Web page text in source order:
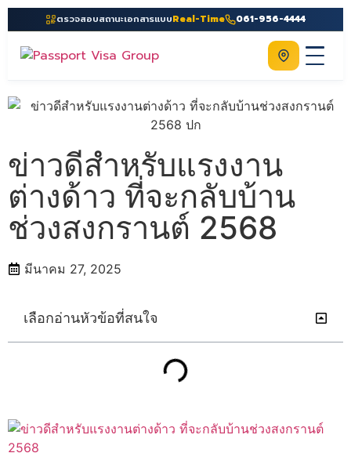
ตรวจสอบสถานะเอกสารแบบReal-Time 061-956-4444
Home
บริการ
คู่มือ
ความรู้
ประเทศ
ติดต่อเรา
ข่าวดีสำหรับแรงงาน
ต่างด้าว ที่จะกลับบ้าน
ช่วงสงกรานต์ 2568
มีนาคม 27, 2025
เลือกอ่านหัวข้อที่สนใจ